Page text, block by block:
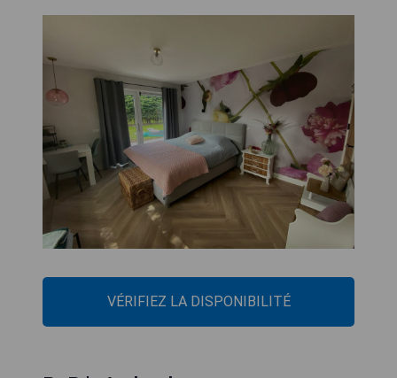
VÉRIFIEZ LA DISPONIBILITÉ